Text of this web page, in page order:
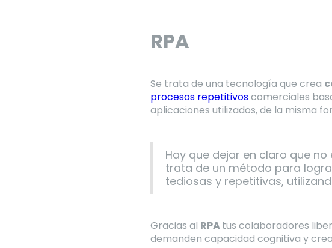
RPA
Se trata de una tecnología que crea
procesos repetitivoscomerciales
aplicaciones utilizados, de la misma
Hay que dejar en claro que
trata de un método para
tediosas y repetitivas,
Gracias al RPAtus colaboradores
demanden capacidad cognitiva y